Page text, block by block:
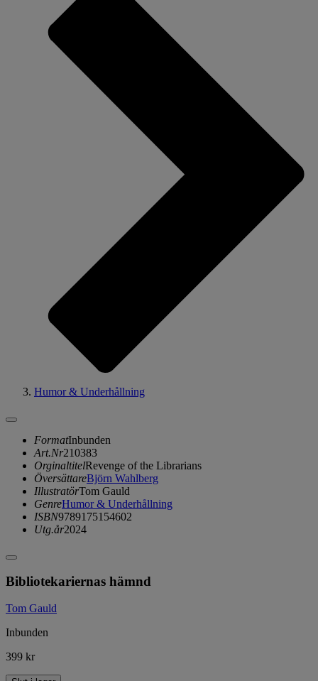
Humor & Underhållning
FormatInbunden
Art.Nr210383
OrginaltitelRevenge of the Librarians
ÖversättareBjörn Wahlberg
IllustratörTom Gauld
GenreHumor & Underhållning
ISBN9789175154602
Utg.år2024
Bibliotekariernas hämnd
Tom Gauld
Inbunden
399 kr